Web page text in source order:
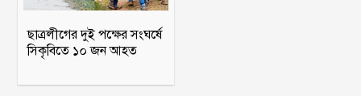
ছাত্রলীগের দুই পক্ষের সংঘর্ষে
সিকৃবিতে ১০ জন আহত